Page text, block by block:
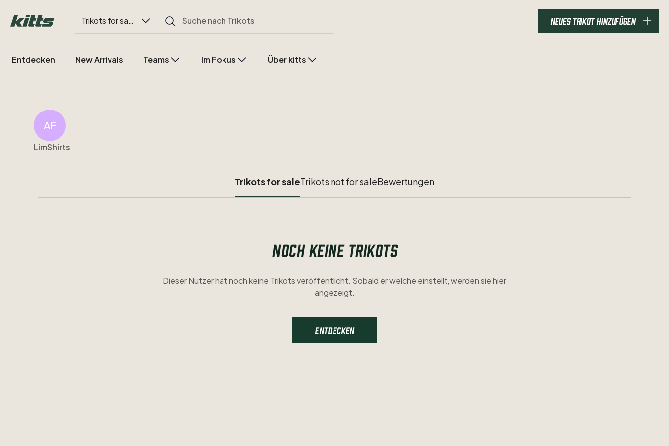
Trikots for sale NEUES TRIKOT HINZUFÜGEN
Entdecken New Arrivals Teams Im Fokus Über kitts
AF
LimShirts
Trikots for saleTrikots not for saleBewertungen
NOCH KEINE TRIKOTS
Dieser Nutzer hat noch keine Trikots veröffentlicht. Sobald er welche einstellt, werden sie hier
angezeigt.
ENTDECKEN